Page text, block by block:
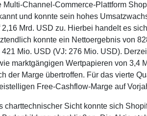
Multi-Channel-Commerce-Plattform
und konnte sein hohes
2,16 Mrd. USD zu. Hierbei handelt es
konnte ein Nettoergebnis von
421 Mio. USD (VJ: 276 Mio. USD).
marktgängigen Wertpapieren von 3,4
der Marge übertroffen. Für das vierte
Free-Cashflow-Marge auf
charttechnischer Sicht konnte sich